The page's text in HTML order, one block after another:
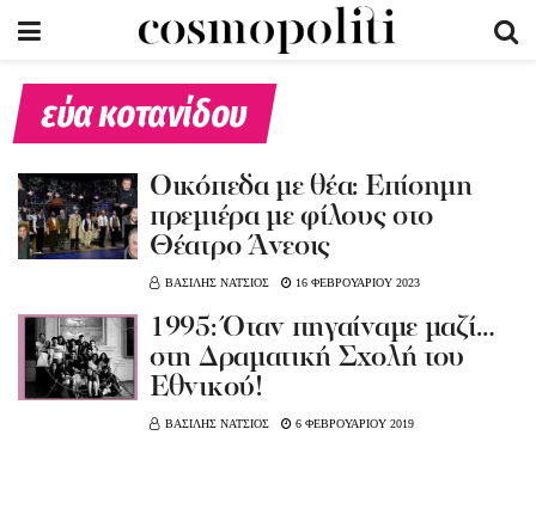
εύα κοτανίδου
Οικόπεδα με θέα: Επίσημη
πρεμιέρα με φίλους στο
Θέατρο Άνεσις
ΒΑΣΙΛΗΣ ΝΑΤΣΙΟΣ 16 ΦΕΒΡΟΥΑΡΙΟΥ 2023
1995: Όταν πηγαίναμε μαζί…
στη Δραματική Σχολή του
Εθνικού!
ΒΑΣΙΛΗΣ ΝΑΤΣΙΟΣ 6 ΦΕΒΡΟΥΑΡΙΟΥ 2019